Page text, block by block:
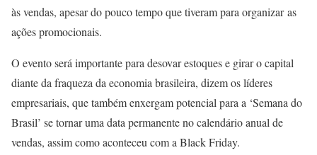
às vendas, apesar do pouco tempo que tiveram para organizar as
ações promocionais.
O evento será importante para desovar estoques e girar o capital
diante da fraqueza da economia brasileira, dizem os líderes
empresariais, que também enxergam potencial para a ‘Semana do
Brasil’ se tornar uma data permanente no calendário anual de
vendas, assim como aconteceu com a Black Friday.